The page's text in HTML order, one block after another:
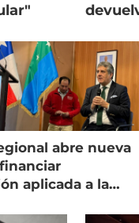
abre nueva
aplicada a la